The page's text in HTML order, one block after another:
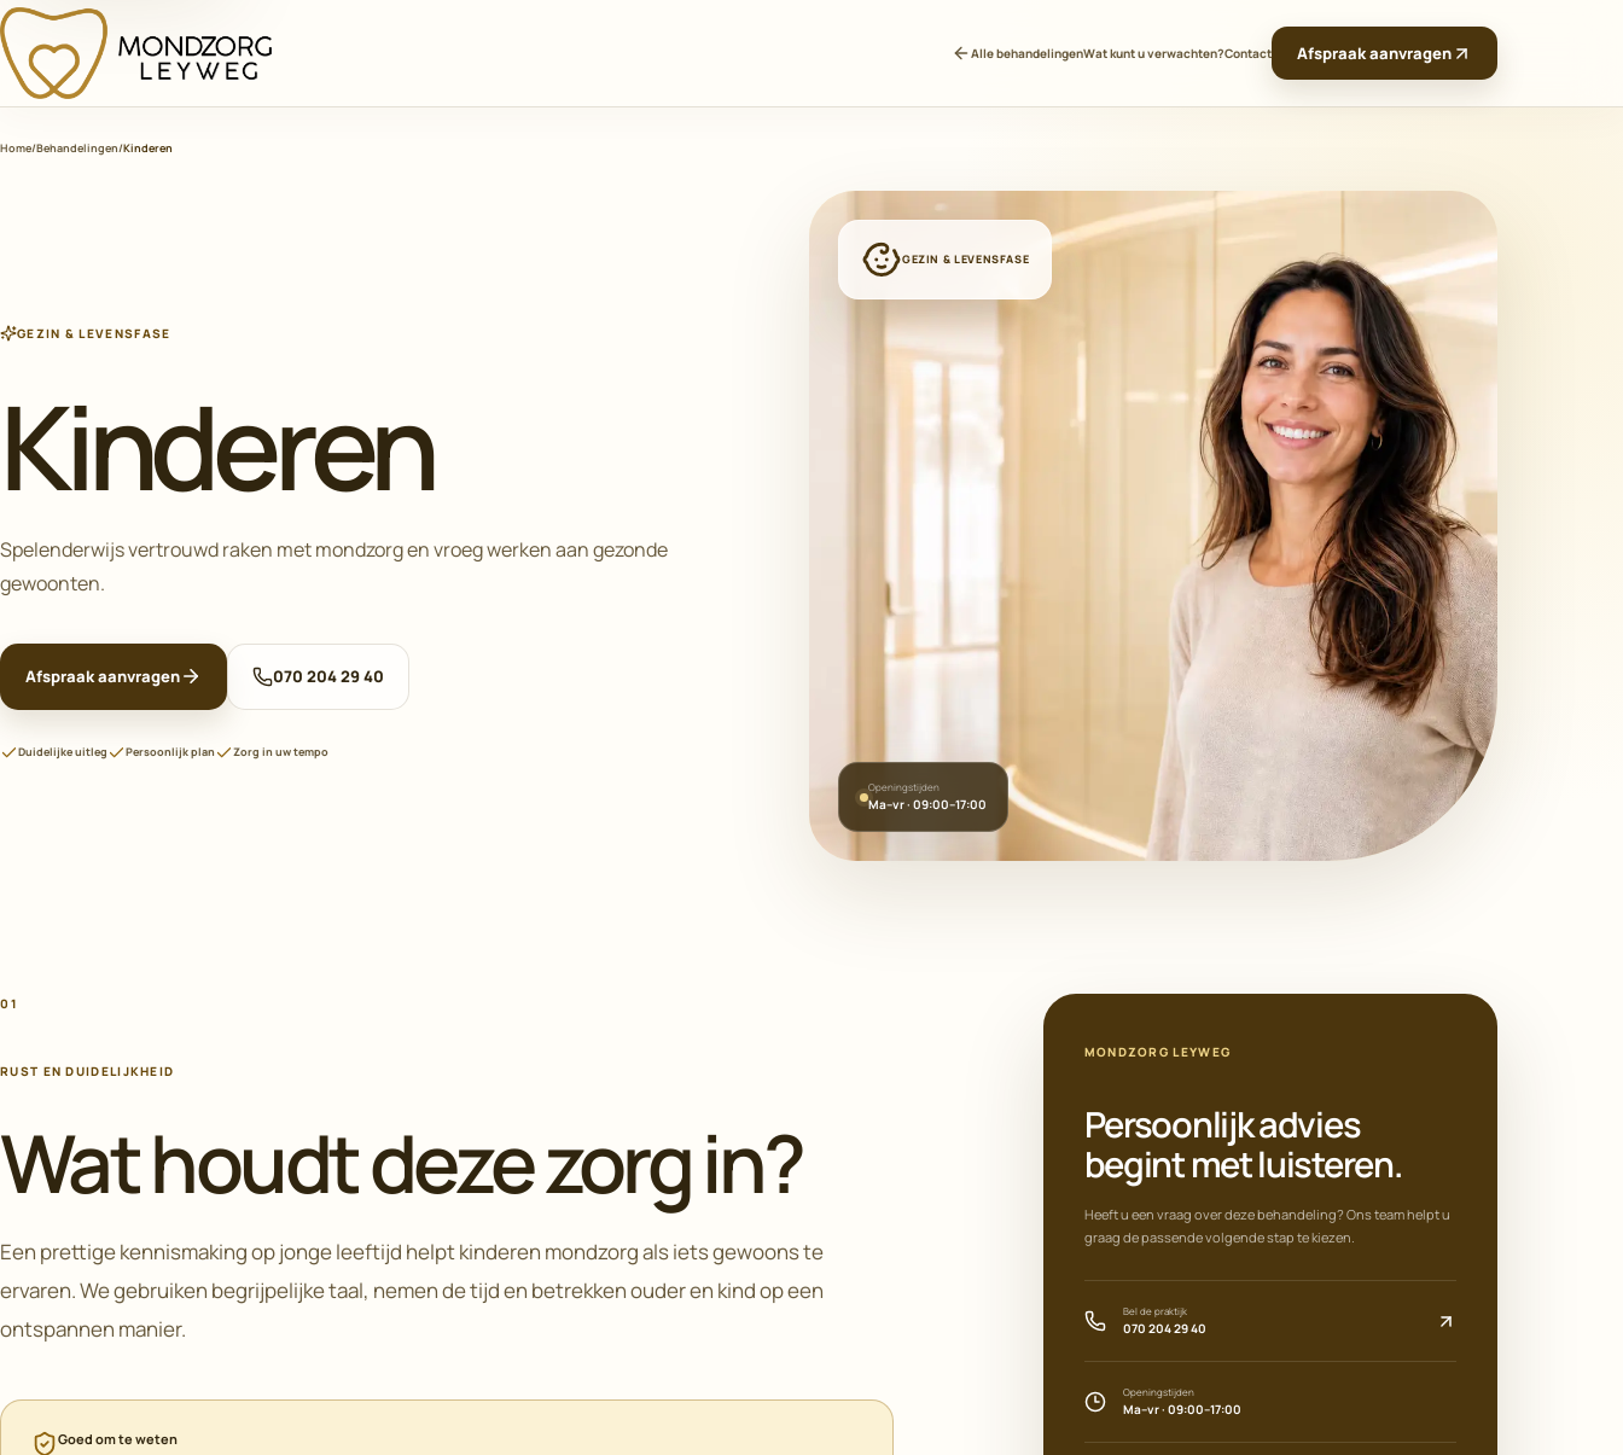
MONDZORG
LEYWEG
Alle behandelingenWat kunt u verwachten?Contact Afspraak aanvragen
Home/Behandelingen/Kinderen
GEZIN & LEVENSFASE
Kinderen
Spelenderwijs vertrouwd raken met mondzorg en vroeg werken aan gezonde
gewoonten.
Afspraak aanvragen 070 204 29 40
Duidelijke uitleg Persoonlijk plan Zorg in uw tempo
GEZIN & LEVENSFASE
Openingstijden
Ma–vr · 09:00–17:00
01
RUST EN DUIDELIJKHEID
Wat houdt deze zorg in?
Een prettige kennismaking op jonge leeftijd helpt kinderen mondzorg als iets gewoons te
ervaren. We gebruiken begrijpelijke taal, nemen de tijd en betrekken ouder en kind op een
ontspannen manier.
Goed om te weten
MONDZORG LEYWEG
Persoonlijk advies
begint met luisteren.
Heeft u een vraag over deze behandeling? Ons team helpt u
graag de passende volgende stap te kiezen.
Bel de praktijk
070 204 29 40
Openingstijden
Ma–vr · 09:00–17:00